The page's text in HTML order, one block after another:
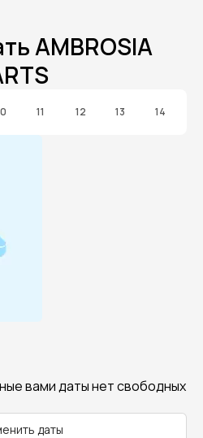
AMBROSIA
11 12 13 14
вами даты нет свободных
даты